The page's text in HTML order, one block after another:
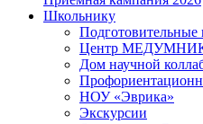
Школьнику
Подготовительные
Центр
Дом научной
НОУ «Эврика»
Экскурсии